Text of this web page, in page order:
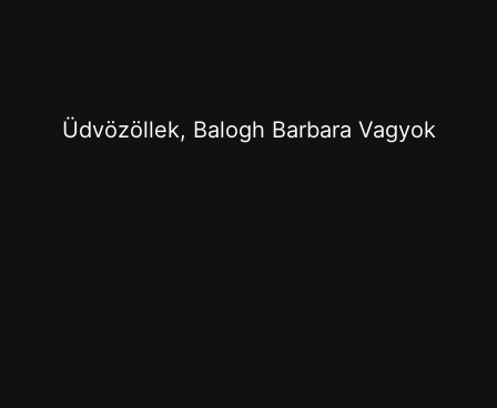
Üdvözöllek, Balogh Barbara Vagyok